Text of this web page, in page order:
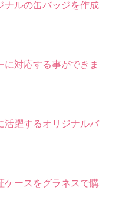
ナルの缶バッジを作成
に対応する事ができま
活躍するオリジナルバ
ケースをグラネスで購